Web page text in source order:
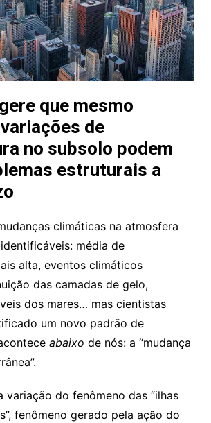
que mesmo
de
no subsolo podem
estruturais a
climáticas na atmosfera
média de
alta, eventos climáticos
das camadas de gelo,
dos mares… mas cientistas
um novo padrão de
abaixo de nós: a “mudança
variação do fenômeno das “ilhas
fenômeno gerado pela ação do